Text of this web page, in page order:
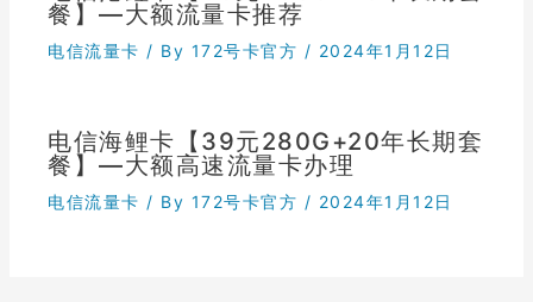
餐】—大额流量卡推荐
电信流量卡 / By 172号卡官方 / 2024年1月12日
电信海鲤卡【39元280G+20年长期套
餐】—大额高速流量卡办理
电信流量卡 / By 172号卡官方 / 2024年1月12日